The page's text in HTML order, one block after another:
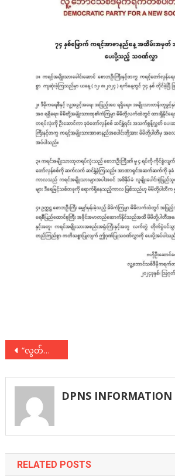
Post
navigation
“လွတ်မြောက်ရေးခရီးကြမ်းနှင့် သူတို့အမြင်၊ သူတို့အသံ”
DPNS INFORMATION
RELATED POSTS